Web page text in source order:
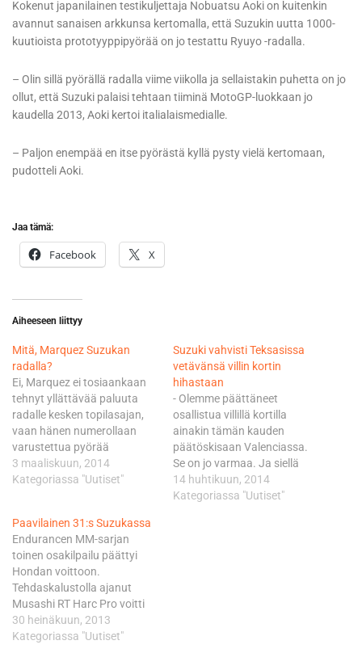
Kokenut japanilainen testikuljettaja Nobuatsu Aoki on kuitenkin
avannut sanaisen arkkunsa kertomalla, että Suzukin uutta 1000-
kuutioista prototyyppipyörää on jo testattu Ryuyo -radalla.
– Olin sillä pyörällä radalla viime viikolla ja sellaistakin puhetta on jo
ollut, että Suzuki palaisi tehtaan tiiminä MotoGP-luokkaan jo
kaudella 2013, Aoki kertoi italialaismedialle.
– Paljon enempää en itse pyörästä kyllä pysty vielä kertomaan,
pudotteli Aoki.
Jaa tämä:
Facebook X
Aiheeseen liittyy
Mitä, Marquez Suzukan
radalla?
Ei, Marquez ei tosiaankaan
tehnyt yllättävää paluuta
radalle kesken topilasajan,
vaan hänen numerollaan
varustettua pyörää
Suzukassa käskytti Hiroshi
Aoyama. Niin, eikä radalla
Lorenzokaan, vaikka ”Ysiysi”
Yamaha Suzukan baanaa
kolmen kierroksen verran
kiersikin. Sen pyörän
puikoista löytyi puolestaan
Yamahan testikuljettaja
Katsuyuki Nakasuga.
Raikuvimmat aplodit keräsi…
3 maaliskuun, 2014
Kategoriassa "Uutiset"
Suzuki vahvisti Teksasissa
vetävänsä villin kortin
hihastaan
- Olemme päättäneet
osallistua villillä kortilla
ainakin tämän kauden
päätöskisaan Valenciassa.
Se on jo varmaa. Ja siellä
Suzukia ajaa
testikuljettajamme Randy de
14 huhtikuun, 2014
Kategoriassa "Uutiset"
Paavilainen 31:s Suzukassa
Endurancen MM-sarjan
toinen osakilpailu päättyi
Hondan voittoon.
Tehdaskalustolla ajanut
Musashi RT Harc Pro voitti
kilpailun kuskeinaan Takumi
Takahashi, Leon Haslam ja
30 heinäkuun, 2013
Kategoriassa "Uutiset"